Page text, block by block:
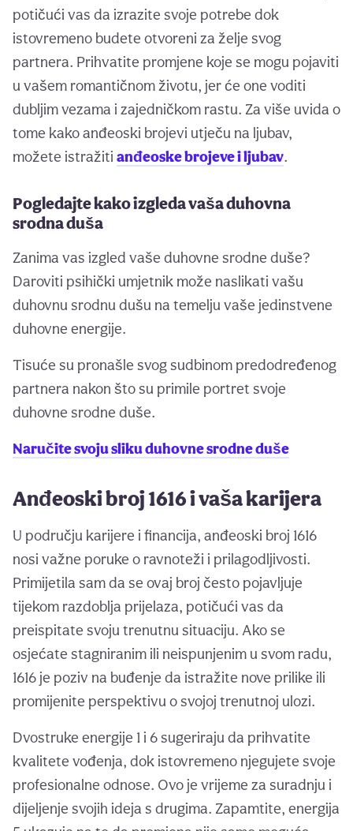
potičući vas da izrazite svoje potrebe dok
istovremeno budete otvoreni za želje svog
partnera. Prihvatite promjene koje se mogu pojaviti
u vašem romantičnom životu, jer će one voditi
dubljim vezama i zajedničkom rastu. Za više uvida o
tome kako anđeoski brojevi utječu na ljubav,
možete istražiti anđeoske brojeve i ljubav.
Pogledajte kako izgleda vaša duhovna
srodna duša
Zanima vas izgled vaše duhovne srodne duše?
Daroviti psihički umjetnik može naslikati vašu
duhovnu srodnu dušu na temelju vaše jedinstvene
duhovne energije.
Tisuće su pronašle svog sudbinom predodređenog
partnera nakon što su primile portret svoje
duhovne srodne duše.
Naručite svoju sliku duhovne srodne duše
Anđeoski broj 1616 i vaša karijera
U području karijere i financija, anđeoski broj 1616
nosi važne poruke o ravnoteži i prilagodljivosti.
Primijetila sam da se ovaj broj često pojavljuje
tijekom razdoblja prijelaza, potičući vas da
preispitate svoju trenutnu situaciju. Ako se
osjećate stagniranim ili neispunjenim u svom radu,
1616 je poziv na buđenje da istražite nove prilike ili
promijenite perspektivu o svojoj trenutnoj ulozi.
Dvostruke energije 1 i 6 sugeriraju da prihvatite
kvalitete vođenja, dok istovremeno njegujete svoje
profesionalne odnose. Ovo je vrijeme za suradnju i
dijeljenje svojih ideja s drugima. Zapamtite, energija